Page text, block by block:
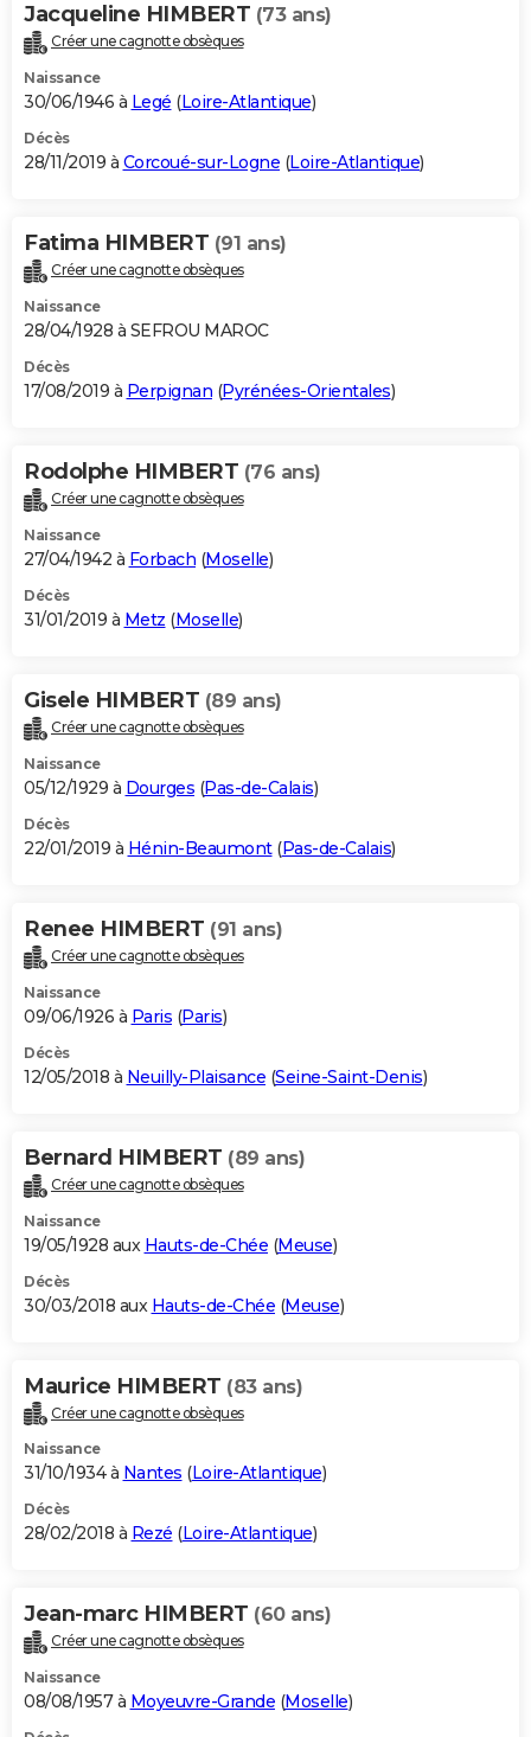
Jacqueline HIMBERT (73 ans)
Créer une cagnotte obsèques
Naissance
30/06/1946 à Legé (Loire-Atlantique)
Décès
28/11/2019 à Corcoué-sur-Logne (Loire-Atlantique)
Fatima HIMBERT (91 ans)
Créer une cagnotte obsèques
Naissance
28/04/1928 à SEFROU MAROC
Décès
17/08/2019 à Perpignan (Pyrénées-Orientales)
Rodolphe HIMBERT (76 ans)
Créer une cagnotte obsèques
Naissance
27/04/1942 à Forbach (Moselle)
Décès
31/01/2019 à Metz (Moselle)
Gisele HIMBERT (89 ans)
Créer une cagnotte obsèques
Naissance
05/12/1929 à Dourges (Pas-de-Calais)
Décès
22/01/2019 à Hénin-Beaumont(Pas-de-Calais)
Renee HIMBERT (91 ans)
Créer une cagnotte obsèques
Naissance
09/06/1926 à Paris (Paris)
Décès
12/05/2018 à Neuilly-Plaisance (Seine-Saint-Denis)
Bernard HIMBERT (89 ans)
Créer une cagnotte obsèques
Naissance
19/05/1928 aux Hauts-de-Chée (Meuse)
Décès
30/03/2018 aux Hauts-de-Chée (Meuse)
Maurice HIMBERT (83 ans)
Créer une cagnotte obsèques
Naissance
31/10/1934 à Nantes (Loire-Atlantique)
Décès
28/02/2018 à Rezé (Loire-Atlantique)
Jean-marc HIMBERT (60 ans)
Créer une cagnotte obsèques
Naissance
08/08/1957 à Moyeuvre-Grande (Moselle)